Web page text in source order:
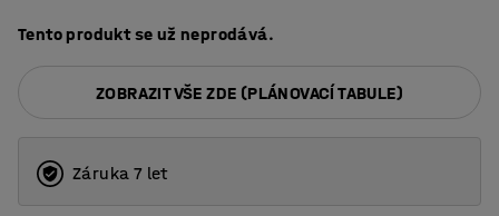
Tento produkt se už neprodává.
ZOBRAZIT VŠE ZDE (PLÁNOVACÍ TABULE)
Záruka 7 let